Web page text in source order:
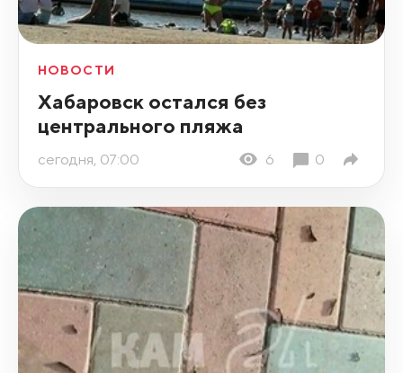
НОВОСТИ
Хабаровск остался без
центрального пляжа
сегодня, 07:00 6 0